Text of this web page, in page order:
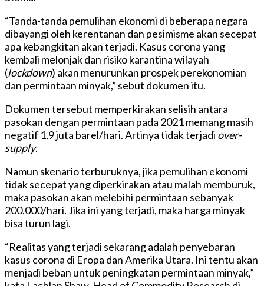
“Tanda-tanda pemulihan ekonomi di beberapa negara
dibayangi oleh kerentanan dan pesimisme akan secepat
apa kebangkitan akan terjadi. Kasus corona yang
kembali melonjak dan risiko karantina wilayah
(lockdown) akan menurunkan prospek perekonomian
dan permintaan minyak,” sebut dokumen itu.
Dokumen tersebut memperkirakan selisih antara
pasokan dengan permintaan pada 2021 memang masih
negatif 1,9 juta barel/hari. Artinya tidak terjadi over-
supply.
Namun skenario terburuknya, jika pemulihan ekonomi
tidak secepat yang diperkirakan atau malah memburuk,
maka pasokan akan melebihi permintaan sebanyak
200.000/hari. Jika ini yang terjadi, maka harga minyak
bisa turun lagi.
“Realitas yang terjadi sekarang adalah penyebaran
kasus corona di Eropa dan Amerika Utara. Ini tentu akan
menjadi beban untuk peningkatan permintaan minyak,”